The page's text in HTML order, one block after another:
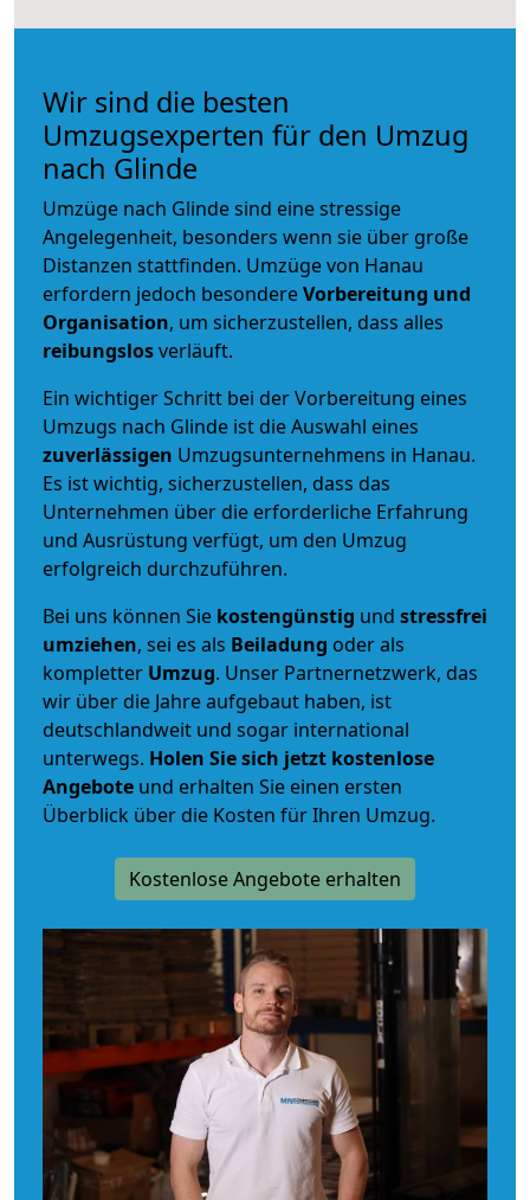
Wir sind die besten
Umzugsexperten für den Umzug
nach Glinde
Umzüge nach Glinde sind eine stressige
Angelegenheit, besonders wenn sie über große
Distanzen stattfinden. Umzüge von Hanau
erfordern jedoch besondereVorbereitung und
Organisation, um sicherzustellen, dass alles
reibungslosverläuft.
Ein wichtiger Schritt bei der Vorbereitung eines
Umzugs nach Glinde ist die Auswahl eines
zuverlässigen Umzugsunternehmens in Hanau.
Es ist wichtig, sicherzustellen, dass das
Unternehmen über die erforderliche Erfahrung
und Ausrüstung verfügt, um den Umzug
erfolgreich durchzuführen.
Bei uns können Sie kostengünstig und stressfrei
umziehen, sei es als Beiladung oder als
kompletter Umzug. Unser Partnernetzwerk, das
wir über die Jahre aufgebaut haben, ist
deutschlandweit und sogar international
unterwegs. Holen Sie sich jetzt kostenlose
Angebote und erhalten Sie einen ersten
Überblick über die Kosten für Ihren Umzug.
Kostenlose Angebote erhalten